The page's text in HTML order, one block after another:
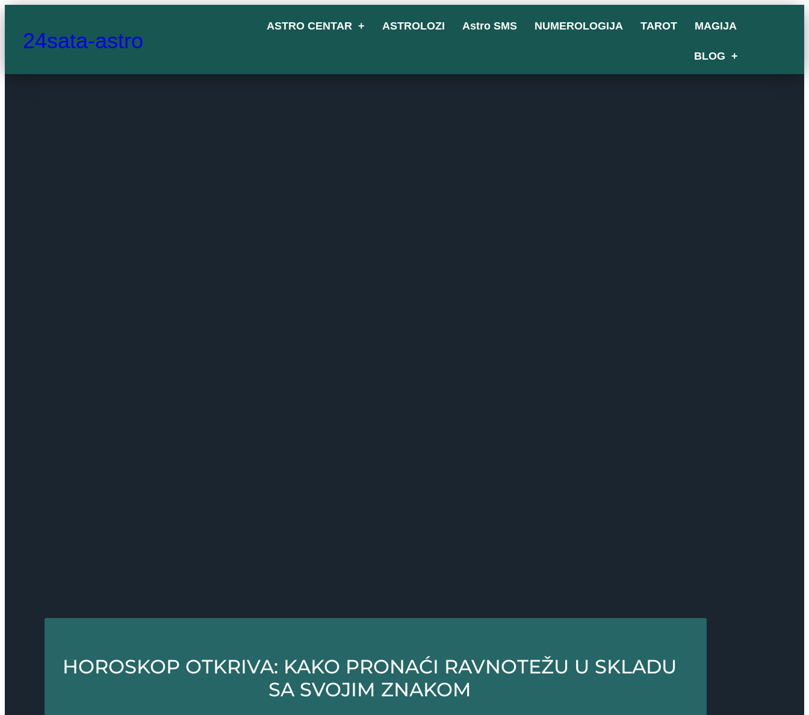
24sata-astro
ASTRO CENTAR ASTROLOZI Astro SMS NUMEROLOGIJA TAROT MAGIJA
BLOG
HOROSKOP OTKRIVA: KAKO PRONAĆI RAVNOTEŽU U SKLADU
SA SVOJIM ZNAKOM